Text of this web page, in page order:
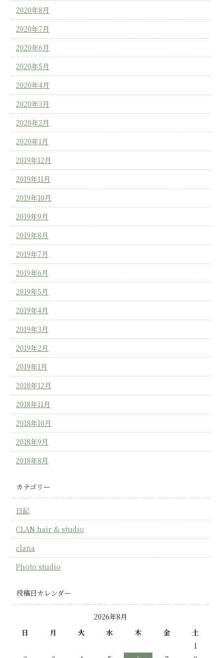
2020年8月
2020年7月
2020年6月
2020年5月
2020年4月
2020年3月
2020年2月
2020年1月
2019年12月
2019年11月
2019年10月
2019年9月
2019年8月
2019年7月
2019年6月
2019年5月
2019年4月
2019年3月
2019年2月
2019年1月
2018年12月
2018年11月
2018年10月
2018年9月
2018年8月
カテゴリー
日記
CLAN hair & studio
clana
Photo studio
投稿日カレンダー
2026年8月
日
月 火 水 木 金
土
1